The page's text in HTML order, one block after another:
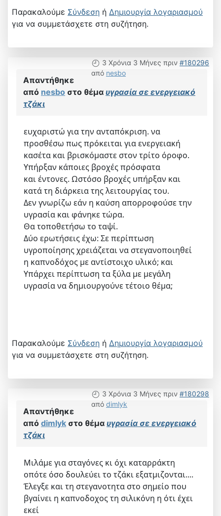
Παρακαλούμε Σύνδεση ή Δημιουργία λογαριασμού
για να συμμετάσχετε στη συζήτηση.
3 Χρόνια 3 Μήνες πριν #180296
από nesbo
Απαντήθηκε
από nesbo στο θέμα υγρασία σε ενεργειακό
τζάκι
ευχαριστώ για την ανταπόκριση. να
προσθέσω πως πρόκειται για ενεργειακή
κασέτα και βρισκόμαστε στον τρίτο όροφο.
Υπήρξαν κάποιες βροχές πρόσφατα
και έντονες. Ωστόσο βροχές υπήρξαν και
κατά τη διάρκεια της λειτουργίας του.
Δεν γνωρίζω εάν η καύση απορροφούσε την
υγρασία και φάνηκε τώρα.
Θα τοποθετήσω το ταψί.
Δύο ερωτήσεις έχω: Σε περίπτωση
υγροποίησης χρειάζεται να στεγανοποιηθεί
η καπνοδόχος με αντίστοιχο υλικό; και
Υπάρχει περίπτωση τα ξύλα με μεγάλη
υγρασία να δημιουργούνε τέτοιο θέμα;
Παρακαλούμε Σύνδεση ή Δημιουργία λογαριασμού
για να συμμετάσχετε στη συζήτηση.
3 Χρόνια 3 Μήνες πριν #180298
από dimlyk
Απαντήθηκε
από dimlyk στο θέμα υγρασία σε ενεργειακό
τζάκι
Μιλάμε για σταγόνες κι όχι καταρράκτη
οπότε όσο δουλεύει το τζάκι εξατμιζονται....
Έλεγξε και τη στεγανοτητα στο σημείο που
βγαίνει η καπνοδοχος τη σιλικόνη η ότι έχει
εκεί